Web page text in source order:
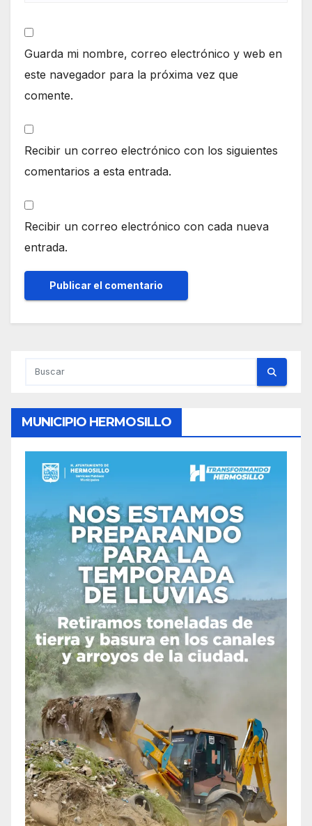
Guarda mi nombre, correo electrónico y web en
este navegador para la próxima vez que
comente.
Recibir un correo electrónico con los siguientes
comentarios a esta entrada.
Recibir un correo electrónico con cada nueva
entrada.
MUNICIPIO HERMOSILLO